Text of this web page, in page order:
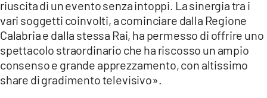
riuscita di un evento senza intoppi. La sinergia tra i
vari soggetti coinvolti, a cominciare dalla Regione
Calabria e dalla stessa Rai, ha permesso di offrire uno
spettacolo straordinario che ha riscosso un ampio
consenso e grande apprezzamento, con altissimo
share di gradimento televisivo».